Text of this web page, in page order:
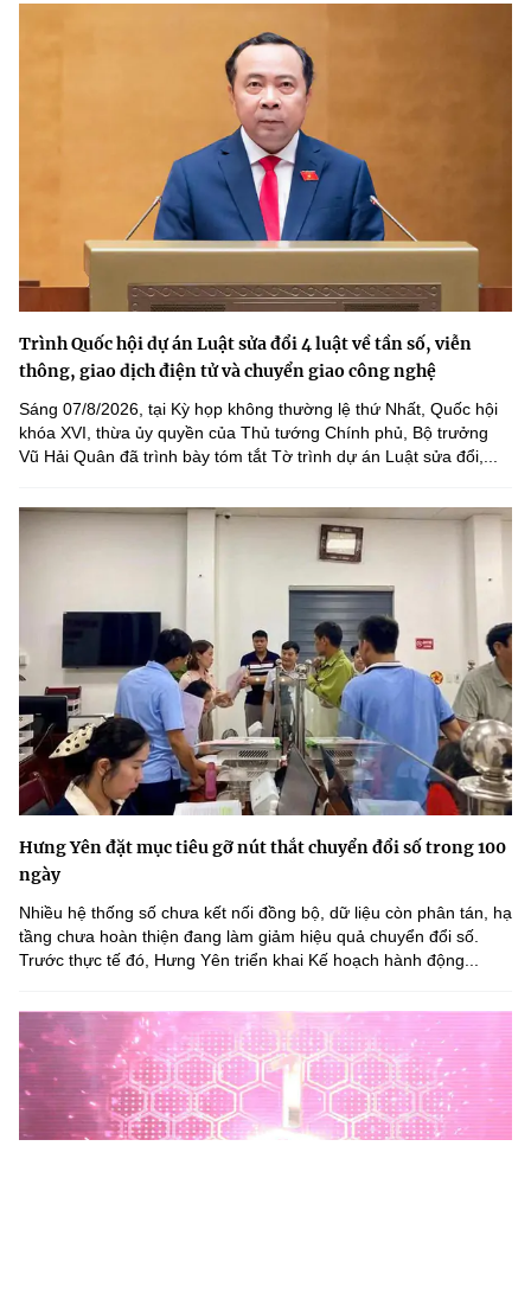
Trình Quốc hội dự án Luật sửa đổi 4 luật về tần số, viễn
thông, giao dịch điện tử và chuyển giao công nghệ
Sáng 07/8/2026, tại Kỳ họp không thường lệ thứ Nhất, Quốc hội
khóa XVI, thừa ủy quyền của Thủ tướng Chính phủ, Bộ trưởng
Vũ Hải Quân đã trình bày tóm tắt Tờ trình dự án Luật sửa đổi,...
Hưng Yên đặt mục tiêu gỡ nút thắt chuyển đổi số trong 100
ngày
Nhiều hệ thống số chưa kết nối đồng bộ, dữ liệu còn phân tán, hạ
tầng chưa hoàn thiện đang làm giảm hiệu quả chuyển đổi số.
Trước thực tế đó, Hưng Yên triển khai Kế hoạch hành động...